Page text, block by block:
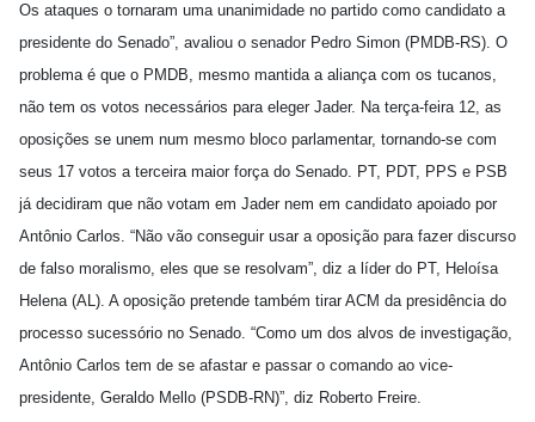
Os ataques o tornaram uma unanimidade no partido como candidato a
presidente do Senado”, avaliou o senador Pedro Simon (PMDB-RS). O
problema é que o PMDB, mesmo mantida a aliança com os tucanos,
não tem os votos necessários para eleger Jader. Na terça-feira 12, as
oposições se unem num mesmo bloco parlamentar, tornando-se com
seus 17 votos a terceira maior força do Senado. PT, PDT, PPS e PSB
já decidiram que não votam em Jader nem em candidato apoiado por
Antônio Carlos. “Não vão conseguir usar a oposição para fazer discurso
de falso moralismo, eles que se resolvam”, diz a líder do PT, Heloísa
Helena (AL). A oposição pretende também tirar ACM da presidência do
processo sucessório no Senado. “Como um dos alvos de investigação,
Antônio Carlos tem de se afastar e passar o comando ao vice-
presidente, Geraldo Mello (PSDB-RN)”, diz Roberto Freire.